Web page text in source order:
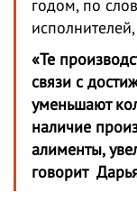
годом, по
«Те
связи с
уменьшают
наличие
алименты,
говорит